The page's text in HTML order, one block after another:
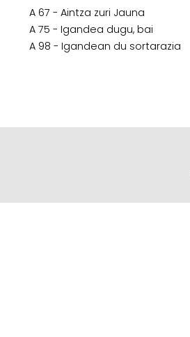
A 67 - Aintza zuri Jauna
A 75 - Igandea dugu, bai
A 98 - Igandean du sortarazia